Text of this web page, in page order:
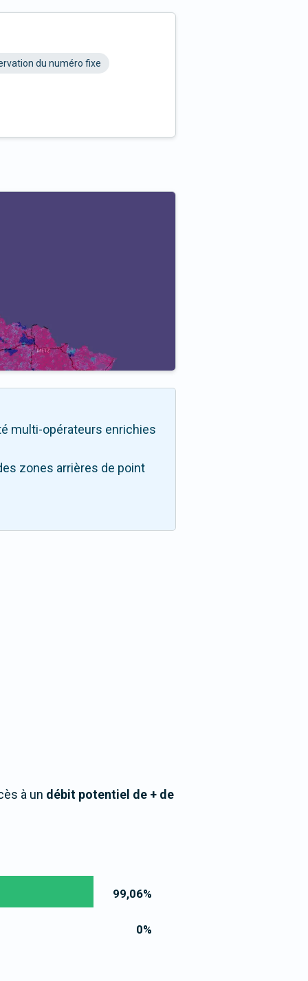
du numéro fixe
multi-opérateurs enrichies
zones arrières de point
à un débit potentiel de + de
99,06%
0%